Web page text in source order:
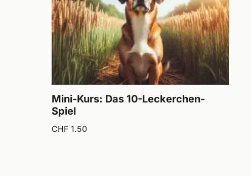
Mini-Kurs: Das 10-Leckerchen-
Spiel
CHF 1.50